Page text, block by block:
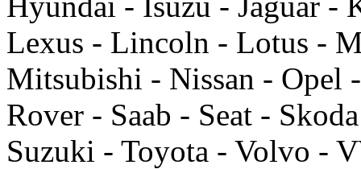
Lexus - Lincoln - Lotus -
Mitsubishi - Nissan - Opel
Rover - Saab - Seat -
Suzuki - Toyota - Volvo -